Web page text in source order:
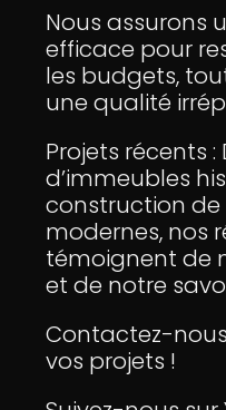
Nous assurons
efficace pour
les budgets,
une qualité
Projets récents
d’immeubles
construction
modernes, nos
témoignent de
et de notre
Contactez-
vos projets !